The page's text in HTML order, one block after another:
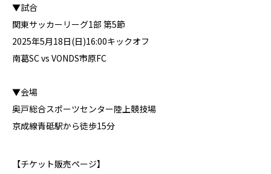
▼試合
関東サッカーリーグ1部 第5節
2025年5月18日(日)16:00キックオフ
南葛SC vs VONDS市原FC
▼会場
奥戸総合スポーツセンター陸上競技場
京成線青砥駅から徒歩15分
【チケット販売ページ】